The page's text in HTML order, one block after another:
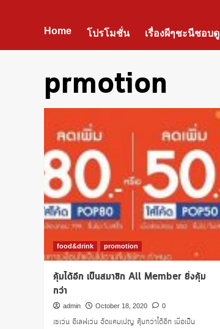
Home โปรโมชั่น เรื่องผีๆชะนีชอบดู
prmotion
food&drink promotion
คุ้มได้อีก เป็นสมาชิก All Member ยิ่งคุ้ม
กว่า
admin October 18, 2020 0
เซเว่น อีเลฟเว่น จัดแคมเปญ คุ้มกว่าได้อีก เมื่อเป็น